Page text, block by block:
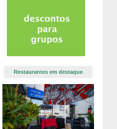
Restaurantes em destaque